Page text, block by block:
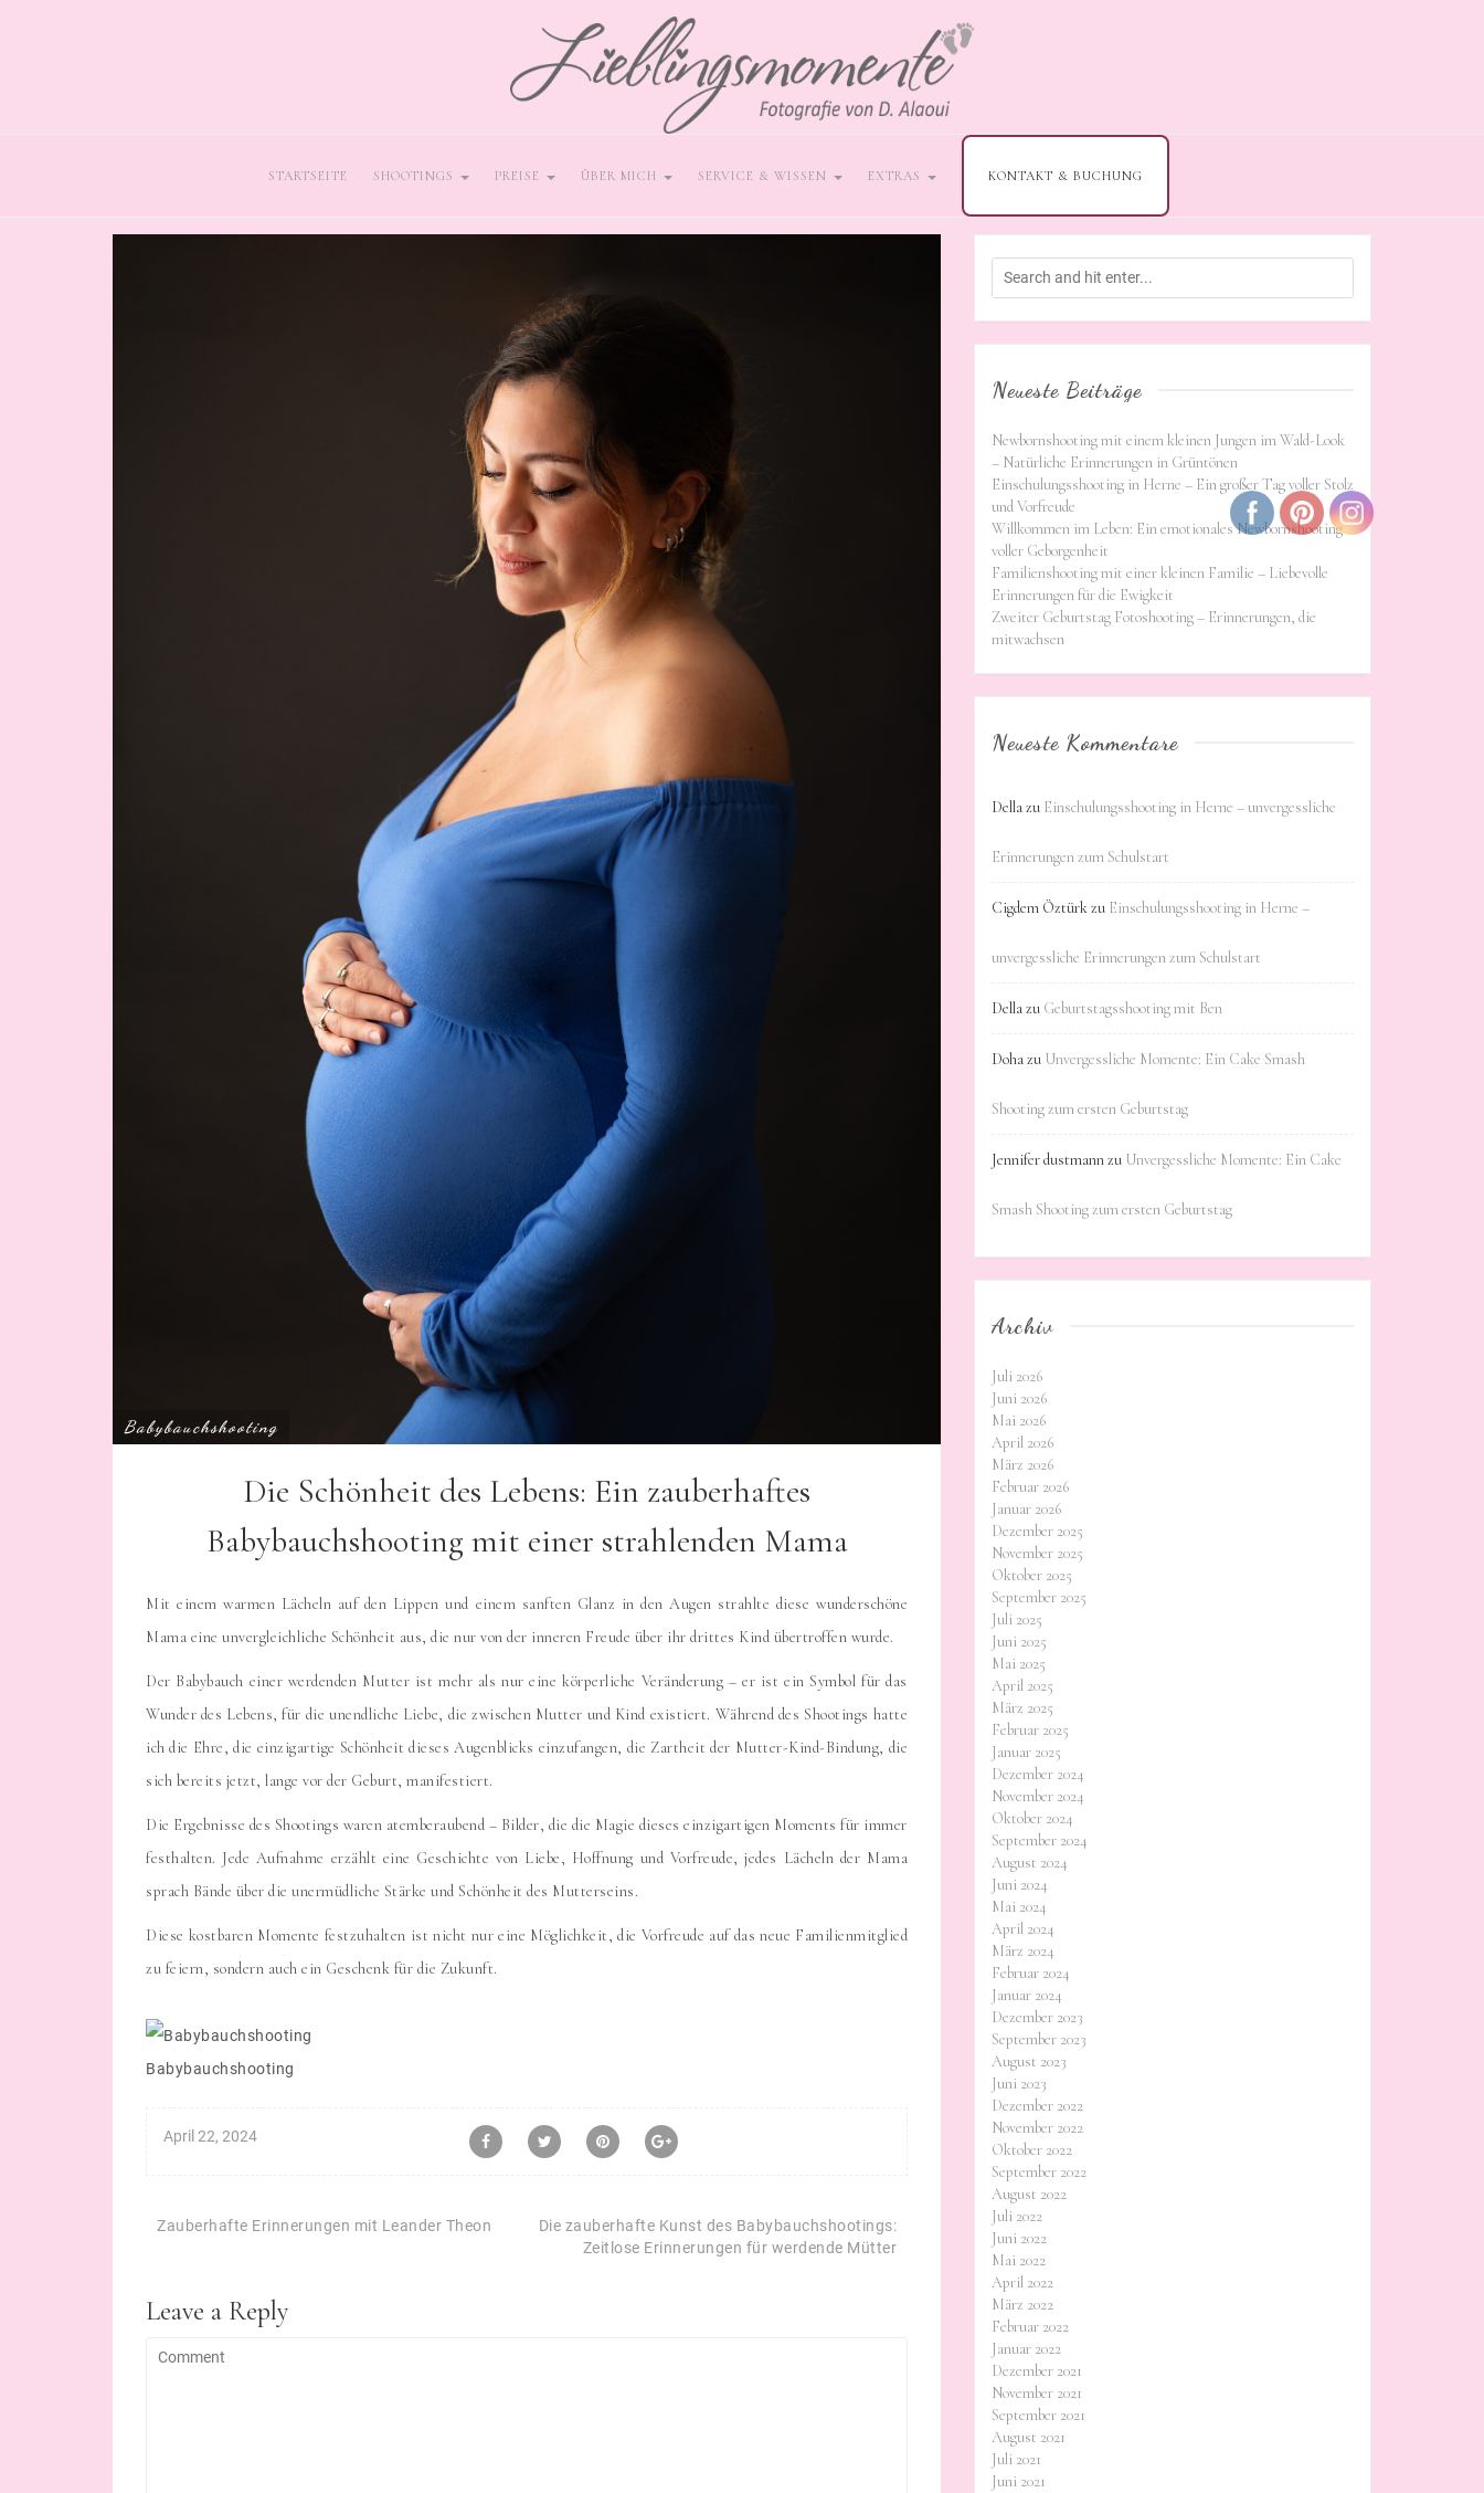
STARTSEITE SHOOTINGS PREISE ÜBER MICH SERVICE & WISSEN EXTRAS KONTAKT & BUCHUNG
Babybauchshooting
Die Schönheit des Lebens: Ein zauberhaftes
Babybauchshooting mit einer strahlenden Mama
Mit einem warmen Lächeln auf den Lippen und einem sanften Glanz in den Augen strahlte diese wunderschöne
Mama eine unvergleichliche Schönheit aus, die nur von der inneren Freude über ihr drittes Kind übertroffen wurde.
Der Babybauch einer werdenden Mutter ist mehr als nur eine körperliche Veränderung – er ist ein Symbol für das
Wunder des Lebens, für die unendliche Liebe, die zwischen Mutter und Kind existiert. Während des Shootings hatte
ich die Ehre, die einzigartige Schönheit dieses Augenblicks einzufangen, die Zartheit der Mutter-Kind-Bindung, die
sich bereits jetzt, lange vor der Geburt, manifestiert.
Die Ergebnisse des Shootings waren atemberaubend – Bilder, die die Magie dieses einzigartigen Moments für immer
festhalten. Jede Aufnahme erzählt eine Geschichte von Liebe, Hoffnung und Vorfreude, jedes Lächeln der Mama
sprach Bände über die unermüdliche Stärke und Schönheit des Mutterseins.
Diese kostbaren Momente festzuhalten ist nicht nur eine Möglichkeit, die Vorfreude auf das neue Familienmitglied
zu feiern, sondern auch ein Geschenk für die Zukunft.
Babybauchshooting
April 22, 2024
Beitragsnavigation
Zauberhafte Erinnerungen mit Leander Theon
Die zauberhafte Kunst des Babybauchshootings:
Zeitlose Erinnerungen für werdende Mütter
Leave a Reply
Neueste Beiträge
Newbornshooting mit einem kleinen Jungen im Wald-Look
– Natürliche Erinnerungen in Grüntönen
Einschulungsshooting in Herne – Ein großer Tag voller Stolz
und Vorfreude
Willkommen im Leben: Ein emotionales Newbornshooting
voller Geborgenheit
Familienshooting mit einer kleinen Familie – Liebevolle
Erinnerungen für die Ewigkeit
Zweiter Geburtstag Fotoshooting – Erinnerungen, die
mitwachsen
Neueste Kommentare
Dellazu Einschulungsshooting in Herne – unvergessliche
Erinnerungen zum Schulstart
Cigdem Öztürkzu Einschulungsshooting in Herne –
unvergessliche Erinnerungen zum Schulstart
Dellazu Geburtstagsshooting mit Ben
Dohazu Unvergessliche Momente: Ein Cake Smash
Shooting zum ersten Geburtstag
Jennifer dustmannzu Unvergessliche Momente: Ein Cake
Smash Shooting zum ersten Geburtstag
Archiv
Juli 2026
Juni 2026
Mai 2026
April 2026
März 2026
Februar 2026
Januar 2026
Dezember 2025
November 2025
Oktober 2025
September 2025
Juli 2025
Juni 2025
Mai 2025
April 2025
März 2025
Februar 2025
Januar 2025
Dezember 2024
November 2024
Oktober 2024
September 2024
August 2024
Juni 2024
Mai 2024
April 2024
März 2024
Februar 2024
Januar 2024
Dezember 2023
September 2023
August 2023
Juni 2023
Dezember 2022
November 2022
Oktober 2022
September 2022
August 2022
Juli 2022
Juni 2022
Mai 2022
April 2022
März 2022
Februar 2022
Januar 2022
Dezember 2021
November 2021
September 2021
August 2021
Juli 2021
Juni 2021